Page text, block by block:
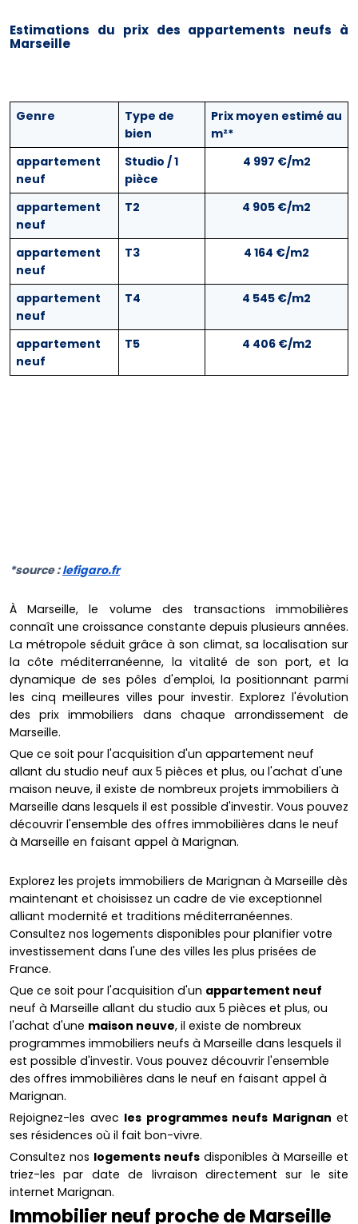
Estimations du prix des appartements neufs à
Marseille
Genre
Type de
bien
Prix moyen estimé au
m²*
appartement
neuf
Studio / 1
pièce
4 997 €/m2
appartement
neuf
T2 4 905 €/m2
appartement
neuf
T3 4 164 €/m2
appartement
neuf
T4 4 545 €/m2
appartement
neuf
T5 4 406 €/m2
*source :lefigaro.fr
À Marseille, le volume des transactions immobilières
connaît une croissance constante depuis plusieurs années.
La métropole séduit grâce à son climat, sa localisation sur
la côte méditerranéenne, la vitalité de son port, et la
dynamique de ses pôles d'emploi, la positionnant parmi
les cinq meilleures villes pour investir. Explorez l'évolution
des prix immobiliers dans chaque arrondissement de
Marseille.
Que ce soit pour l'acquisition d'un appartement neuf
allant du studio neuf aux 5 pièces et plus, ou l'achat d'une
maison neuve, il existe de nombreux projets immobiliers à
Marseille dans lesquels il est possible d'investir. Vous pouvez
découvrir l'ensemble des offres immobilières dans le neuf
à Marseille en faisant appel à Marignan.
Explorez les projets immobiliers de Marignan à Marseille dès
maintenant et choisissez un cadre de vie exceptionnel
alliant modernité et traditions méditerranéennes.
Consultez nos logements disponibles pour planifier votre
investissement dans l'une des villes les plus prisées de
France.
Que ce soit pour l'acquisition d'un appartement neuf
neuf à Marseille allant du studio aux 5 pièces et plus, ou
l'achat d'une maison neuve, il existe de nombreux
programmes immobiliers neufs à Marseille dans lesquels il
est possible d'investir. Vous pouvez découvrir l'ensemble
des offres immobilières dans le neuf en faisant appel à
Marignan.
Rejoignez-les avec les programmes neufs Marignan et
ses résidences où il fait bon-vivre.
Consultez nos logements neufs disponibles à Marseille et
triez-les par date de livraison directement sur le site
internet Marignan.
Immobilier neuf proche de Marseille